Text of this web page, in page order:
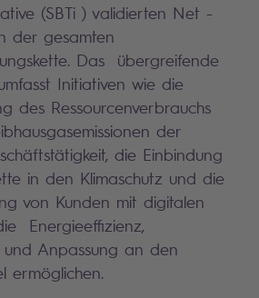
(SBTi ) validierten Net -
der gesamten
Das übergreifende
Initiativen wie die
des Ressourcenverbrauchs
der
die Einbindung
in den Klimaschutz und die
von Kunden mit digitalen
Energieeffizienz,
und Anpassung an den
ermöglichen.